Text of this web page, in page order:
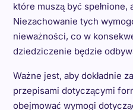
które muszą być spełnione,
Niezachowanie tych
nieważności, co w
dziedziczenie będzie
Ważne jest, aby dokładnie
przepisami dotyczącymi
obejmować wymogi